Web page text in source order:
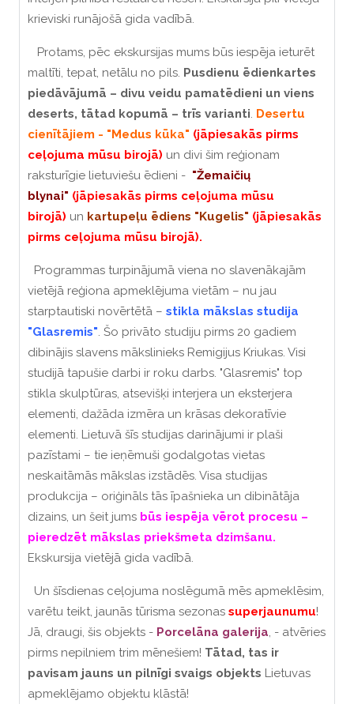
krieviski runājošā gida vadībā.
Protams, pēc ekskursijas mums būs iespēja ieturēt
maltīti, tepat, netālu no pils. Pusdienu ēdienkartes
piedāvājumā – divu veidu pamatēdieni un viens
deserts, tātad kopumā – trīs varianti. Desertu
cienītājiem - "Medus kūka" (jāpiesakās pirms
ceļojuma mūsu birojā) un divi šim reģionam
raksturīgie lietuviešu ēdieni - "Žemaičių
blynai" (jāpiesakās pirms ceļojuma mūsu
birojā) un kartupeļu ēdiens "Kugelis" (jāpiesakās
pirms ceļojuma mūsu birojā).
Programmas turpinājumā viena no slavenākajām
vietējā reģiona apmeklējuma vietām – nu jau
starptautiski novērtētā – stikla mākslas studija
"Glasremis". Šo privāto studiju pirms 20 gadiem
dibinājis slavens mākslinieks Remigijus Kriukas. Visi
studijā tapušie darbi ir roku darbs. "Glasremis" top
stikla skulptūras, atsevišķi interjera un eksterjera
elementi, dažāda izmēra un krāsas dekoratīvie
elementi. Lietuvā šīs studijas darinājumi ir plaši
pazīstami – tie ieņēmuši godalgotas vietas
neskaitāmās mākslas izstādēs. Visa studijas
produkcija – oriģināls tās īpašnieka un dibinātāja
dizains, un šeit jums būs iespēja vērot procesu –
pieredzēt mākslas priekšmeta dzimšanu.
Ekskursija vietējā gida vadībā.
Un šīsdienas ceļojuma noslēgumā mēs apmeklēsim,
varētu teikt, jaunās tūrisma sezonas superjaunumu!
Jā, draugi, šis objekts - Porcelāna galerija, - atvēries
pirms nepilniem trim mēnešiem! Tātad, tas ir
pavisam jauns un pilnīgi svaigs objekts Lietuvas
apmeklējamo objektu klāstā!